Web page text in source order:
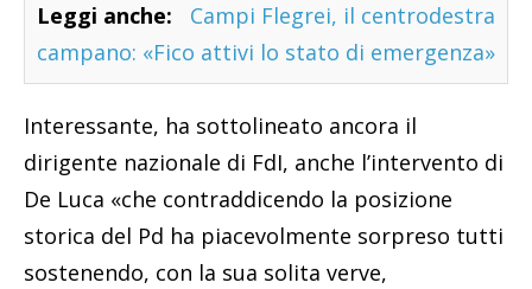
Leggi anche:
Campi Flegrei, il centrodestra
campano: «Fico attivi lo stato di emergenza»
Interessante, ha sottolineato ancora il
dirigente nazionale di FdI, anche l’intervento di
De Luca «che contraddicendo la posizione
storica del Pd ha piacevolmente sorpreso tutti
sostenendo, con la sua solita verve,